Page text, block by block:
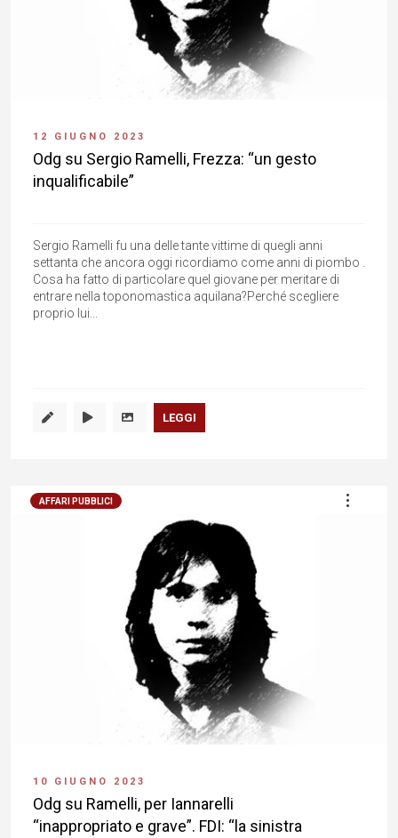
12 GIUGNO 2023
Odg su Sergio Ramelli, Frezza: “un gesto
inqualificabile”
Sergio Ramelli fu una delle tante vittime di quegli anni
settanta che ancora oggi ricordiamo come anni di piombo .
Cosa ha fatto di particolare quel giovane per meritare di
entrare nella toponomastica aquilana?Perché scegliere
proprio lui...
LEGGI
AFFARI PUBBLICI
10 GIUGNO 2023
Odg su Ramelli, per Iannarelli
“inappropriato e grave”. FDI: “la sinistra